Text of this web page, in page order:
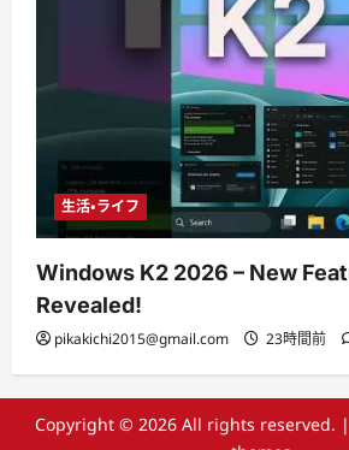
生活・ライフ
Windows K2 2026 – New
Revealed!
pikakichi2015@gmail.com 23時間前
Copyright © 2026 All rights reserved. |